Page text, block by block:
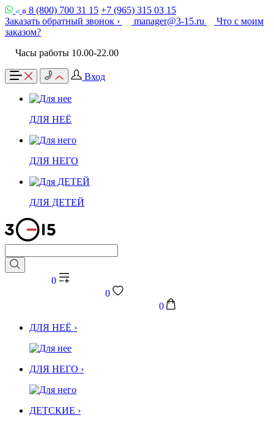
8 (800) 700 31 15 +7 (965) 315 03 15
Заказать обратный звонок ›
manager@3-15.ru
Что с моим
заказом?
Часы работы 10.00-22.00
Вход
ДЛЯ НЕЁ
ДЛЯ НЕГО
ДЛЯ ДЕТЕЙ
0
0
0
ДЛЯ НЕЁ ›
ДЛЯ НЕГО ›
ДЕТСКИЕ ›